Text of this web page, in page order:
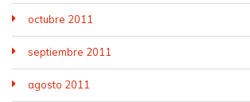
octubre 2011
septiembre 2011
agosto 2011